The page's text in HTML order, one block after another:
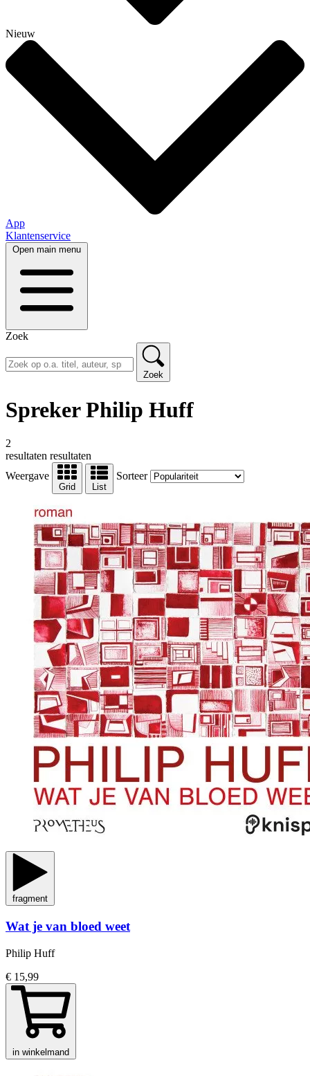
Nieuw
App
Klantenservice
Open main menu
Zoek
Zoek
Spreker Philip Huff
2
resultaten resultaten
Weergave
Grid List
Sorteer
fragment
Wat je van bloed weet
Philip Huff
€ 15,99
in winkelmand